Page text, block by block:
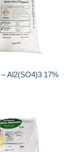
Al2(SO4)3 17%